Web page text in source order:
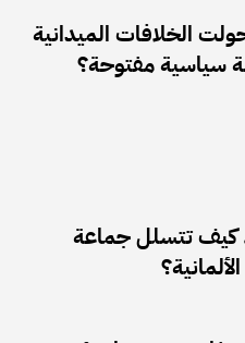
الخلافات الميدانية
سياسية مفتوحة؟
كيف تتسلل جماعة